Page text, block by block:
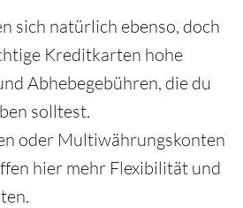
sich natürlich ebenso, doch
Kreditkarten hohe
Abhebegebühren, die du
solltest.
oder Multiwährungskonten
hier mehr Flexibilität und